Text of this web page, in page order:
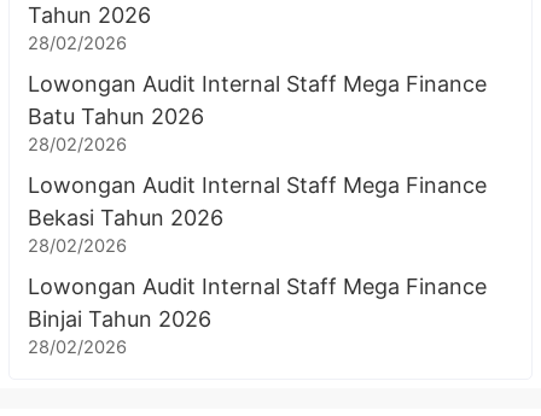
Tahun 2026
28/02/2026
Lowongan Audit Internal Staff Mega Finance
Batu Tahun 2026
28/02/2026
Lowongan Audit Internal Staff Mega Finance
Bekasi Tahun 2026
28/02/2026
Lowongan Audit Internal Staff Mega Finance
Binjai Tahun 2026
28/02/2026